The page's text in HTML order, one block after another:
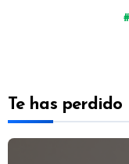
Te has perdido